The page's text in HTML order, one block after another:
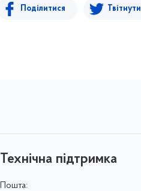
Поділитися Твітнути
Технічна підтримка
Пошта: